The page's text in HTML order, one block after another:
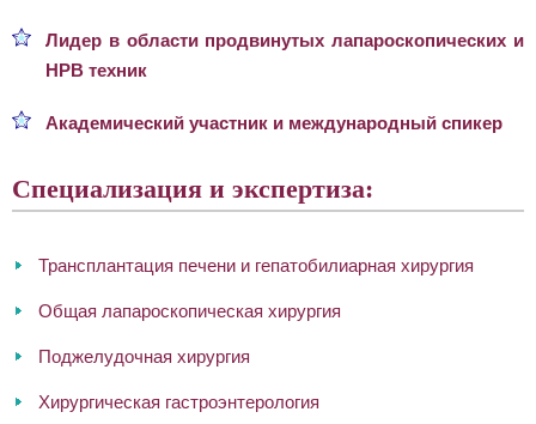
Лидер в области продвинутых лапароскопических и
HPB техник
Академический участник и международный спикер
Специализация и экспертиза:
Трансплантация печени и гепатобилиарная хирургия
Общая лапароскопическая хирургия
Поджелудочная хирургия
Хирургическая гастроэнтерология